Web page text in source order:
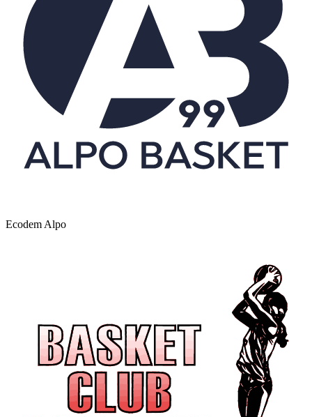
Ecodem Alpo